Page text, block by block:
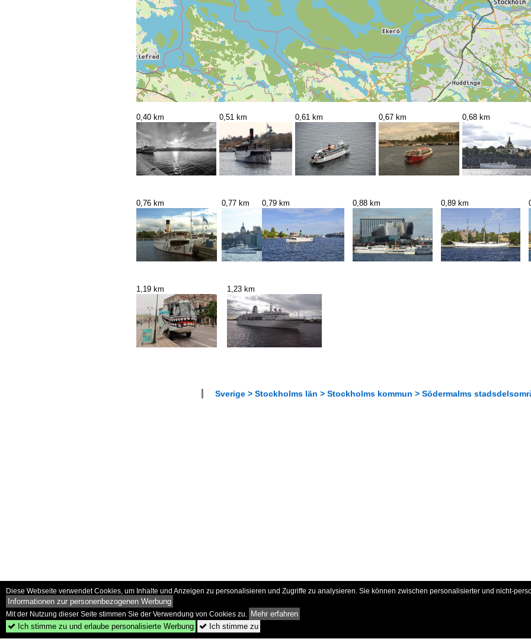
0,40 km 0,51 km 0,61 km 0,67 km 0,68 km
0,76 km 0,77 km 0,79 km 0,88 km 0,89 km
1,19 km 1,23 km
Sverige > Stockholms län > Stockholms kommun > Södermalms
Diese Webseite verwendet Cookies, um Inhalte und Anzeigen zu personalisieren und Zugriffe zu analysieren. Sie können zwischen personalisierter und nicht-
Informationen zur personenbezogenen Werbung
Mit der Nutzung dieser Seite stimmen Sie der Verwendung von Cookies zu. Mehr erfahren
 Ich stimme zu und erlaube personalisierte Werbung  Ich stimme zu